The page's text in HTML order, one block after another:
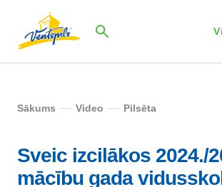
Sākums Video Pilsēta
Sveic izcilākos 2024./
mācību gada